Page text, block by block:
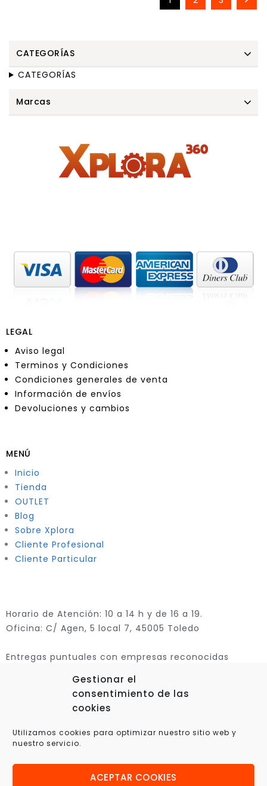
Gestionar el
consentimiento de las
cookies
Utilizamos cookies para optimizar nuestro sitio web y
nuestro servicio.
ACEPTAR COOKIES
CATEGORÍAS
CATEGORÍAS
Marcas
LEGAL
Aviso legal
Terminos y Condiciones
Condiciones generales de venta
Información de envíos
Devoluciones y cambios
MENÚ
Inicio
Tienda
OUTLET
Blog
Sobre Xplora
Cliente Profesional
Cliente Particular
Horario de Atención: 10 a 14 h y de 16 a 19.
Oficina: C/ Agen, 5 local 7, 45005 Toledo
Entregas puntuales con empresas reconocidas